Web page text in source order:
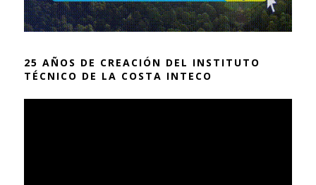
25 AÑOS DE CREACIÓN DEL INSTITUTO
TÉCNICO DE LA COSTA INTECO